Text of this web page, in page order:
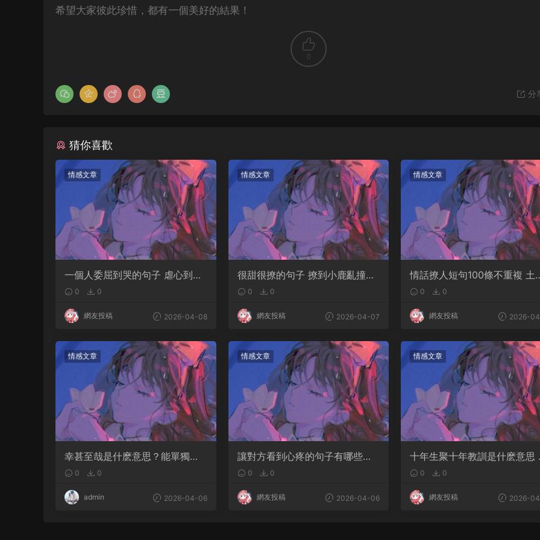
希望大家彼此珍惜，都有一個美好的結果！
0
分
猜你喜歡
情感文章
一個人委屈到哭的句子 虐心到讓
人流淚的文案
0 0
網友投稿 2026-04-08
情感文章
很甜很撩的句子 撩到小鹿亂撞腿
軟的文案
0 0
網友投稿 2026-04-07
情感文章
情話撩人短句100條不重複 土
情話撩人長句
0 0
網友投稿 2026-
情感文章
幸甚至哉是什麽意思？能單獨用
嗎 0 0
admin 2026-04-06
情感文章
讓對方看到心疼的句子有哪些？
句句都是淚點
0 0
網友投稿 2026-04-06
情感文章
十年生聚十年教訓是什麽意思
語典故出自哪裏
0 0
網友投稿 2026-